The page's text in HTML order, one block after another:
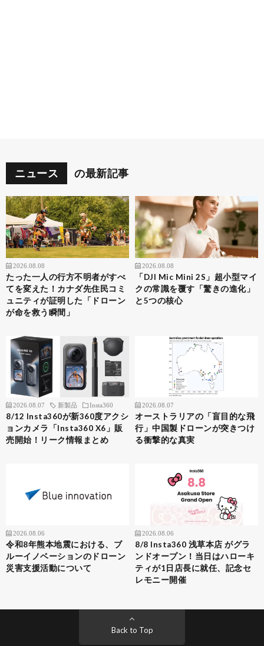
ニュース の最新記事
2026.08.08
たった一人の行方不明者がすべ
てを変えた！カナダ先住民コミ
ュニティが証明した「ドローン
が命を救う瞬間」
2026.08.08
「DJI Mic Mini 2S」超小型マイ
クの常識を覆す「驚きの進化」
と5つの核心
2026.08.07 新製品 Insta360
8/12 Insta360が新360度アクシ
ョンカメラ「Insta360 X6」販
売開始！リーク情報まとめ
2026.08.07
オーストラリアの「盲目的な飛
行」中国製ドローンが突きつけ
る衝撃的な真実
2026.08.06
令和8年熊本地震における、ブ
ルーイノベーションのドローン
災害支援活動について
2026.08.06
8/8 Insta360 浅草本店 がグラ
ンドオープン！当日はハローキ
ティが1日店長に就任、記念セ
レモニー開催
Back to Top